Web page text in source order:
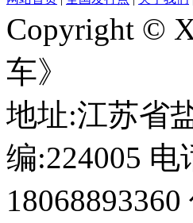
Copyright ©
车》
地址:江苏省
编:224005 电